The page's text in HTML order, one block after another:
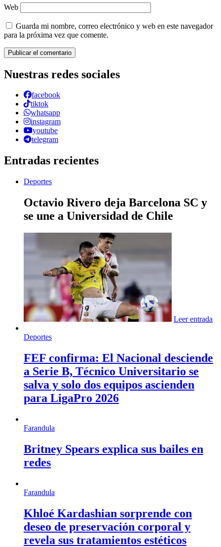
Web
Guarda mi nombre, correo electrónico y web en este navegador
para la próxima vez que comente.
Nuestras redes sociales
facebook
tiktok
whatsapp
instagram
youtube
telegram
Entradas recientes
Deportes
Octavio Rivero deja Barcelona SC y
se une a Universidad de Chile
Leer entrada
Deportes
FEF confirma: El Nacional desciende
a Serie B, Técnico Universitario se
salva y solo dos equipos ascienden
para LigaPro 2026
Farandula
Britney Spears explica sus bailes en
redes
Farandula
Khloé Kardashian sorprende con
deseo de preservación corporal y
revela sus tratamientos estéticos